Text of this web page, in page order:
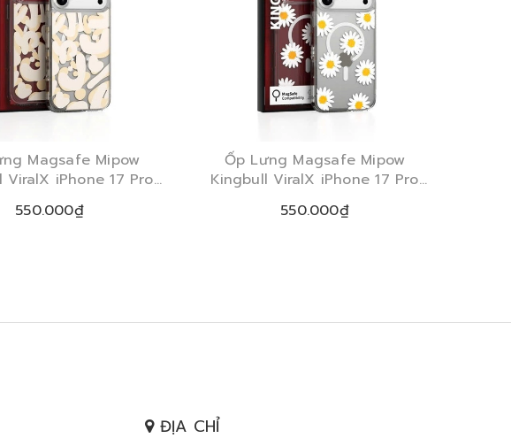
Magsafe Mipow
ViralX iPhone 17 Pro
Yellow Rhythm
550.000₫
Ốp Lưng Magsafe Mipow
Kingbull ViralX iPhone 17 Pro
Max White Daisy
550.000₫
ĐỊA CHỈ